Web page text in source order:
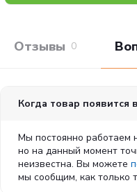
Отзывы
0
Когда товар появится
Мы постоянно работаем
но на данный момент
неизвестна. Вы можете
мы сообщим, как только